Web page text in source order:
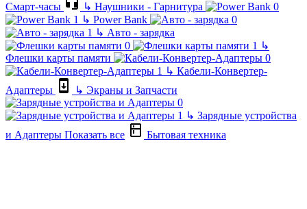
Смарт-часы
↳ Наушники - Гарнитура
↳ Power Bank
↳ Авто - зарядка
↳
Флешки карты памяти
↳ Кабели-Конвертер-
Адаптеры
↳ Экраны и Запчасти
↳ Зарядные устройства
и Адаптеры Показать все Бытовая техника